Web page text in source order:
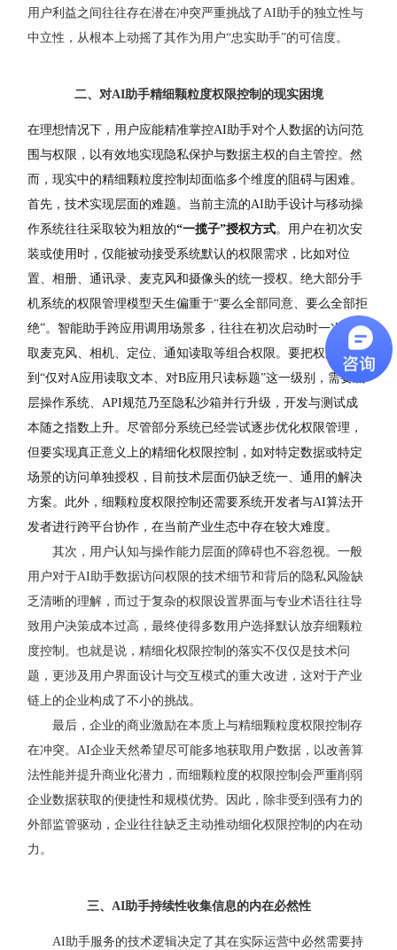
用户利益之间往往存在潜在冲突严重挑战了AI助手的独立性与
中立性，从根本上动摇了其作为用户“忠实助手”的可信度。
二、对AI助手精细颗粒度权限控制的现实困境
在理想情况下，用户应能精准掌控AI助手对个人数据的访问范
围与权限，以有效地实现隐私保护与数据主权的自主管控。然
而，现实中的精细颗粒度控制却面临多个维度的阻碍与困难。
首先，技术实现层面的难题。当前主流的AI助手设计与移动操
作系统往往采取较为粗放的“一揽子”授权方式。用户在初次安
装或使用时，仅能被动接受系统默认的权限需求，比如对位
置、相册、通讯录、麦克风和摄像头的统一授权。绝大部分手
机系统的权限管理模型天生偏重于“要么全部同意、要么全部拒
绝”。智能助手跨应用调用场景多，往往在初次启动时一次性索
取麦克风、相机、定位、通知读取等组合权限。要把权限切分
到“仅对A应用读取文本、对B应用只读标题”这一级别，需要底
层操作系统、API规范乃至隐私沙箱并行升级，开发与测试成
本随之指数上升。尽管部分系统已经尝试逐步优化权限管理，
但要实现真正意义上的精细化权限控制，如对特定数据或特定
场景的访问单独授权，目前技术层面仍缺乏统一、通用的解决
方案。此外，细颗粒度权限控制还需要系统开发者与AI算法开
发者进行跨平台协作，在当前产业生态中存在较大难度。
其次，用户认知与操作能力层面的障碍也不容忽视。一般
用户对于AI助手数据访问权限的技术细节和背后的隐私风险缺
乏清晰的理解，而过于复杂的权限设置界面与专业术语往往导
致用户决策成本过高，最终使得多数用户选择默认放弃细颗粒
度控制。也就是说，精细化权限控制的落实不仅仅是技术问
题，更涉及用户界面设计与交互模式的重大改进，这对于产业
链上的企业构成了不小的挑战。
最后，企业的商业激励在本质上与精细颗粒度权限控制存
在冲突。AI企业天然希望尽可能多地获取用户数据，以改善算
法性能并提升商业化潜力，而细颗粒度的权限控制会严重削弱
企业数据获取的便捷性和规模优势。因此，除非受到强有力的
外部监管驱动，企业往往缺乏主动推动细化权限控制的内在动
力。
三、AI助手持续性收集信息的内在必然性
AI助手服务的技术逻辑决定了其在实际运营中必然需要持